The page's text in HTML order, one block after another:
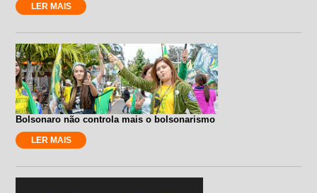
LER MAIS
Bolsonaro não controla mais o bolsonarismo
LER MAIS